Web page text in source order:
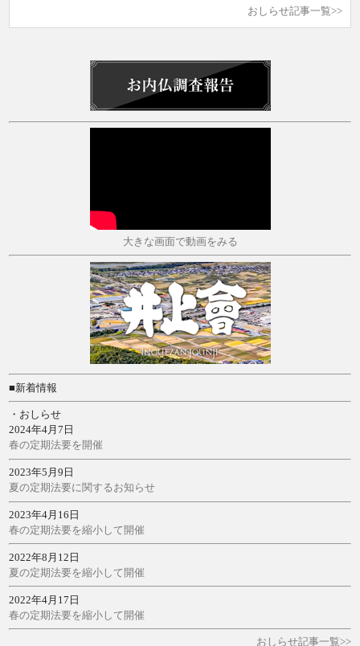
おしらせ記事一覧>>
大きな画面で動画をみる
■新着情報
・おしらせ
2024年4月7日
春の定期法要を開催
2023年5月9日
夏の定期法要に関するお知らせ
2023年4月16日
春の定期法要を縮小して開催
2022年8月12日
夏の定期法要を縮小して開催
2022年4月17日
春の定期法要を縮小して開催
おしらせ記事一覧>>